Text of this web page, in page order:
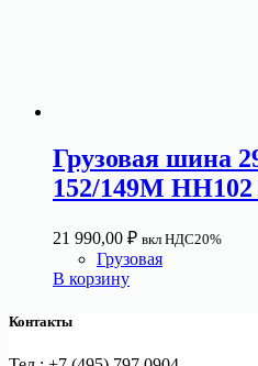
Грузовая шина
152/149M
21 990,00 ₽ вкл НДС20%
Грузовая
В корзину
Контакты